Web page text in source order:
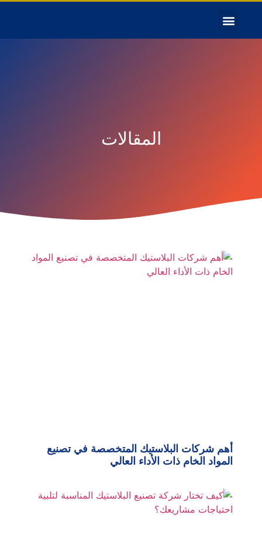
المقالات
أهم شركات البلاستيك المتخصصة في تصنيع
المواد الخام ذات الأداء العالي